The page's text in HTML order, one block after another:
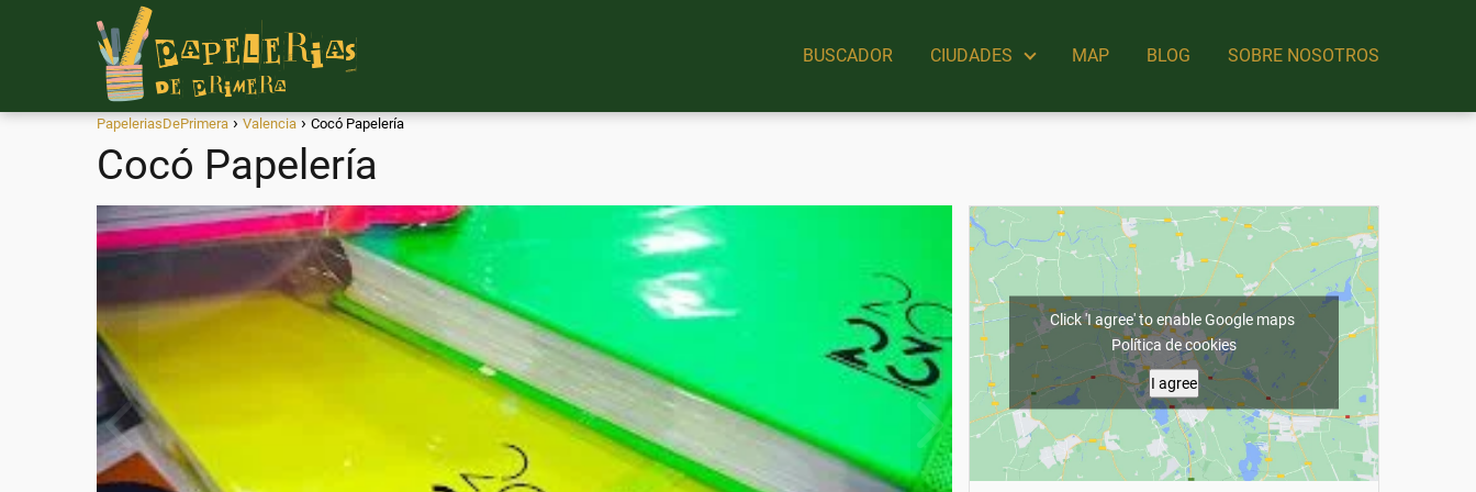
BUSCADOR CIUDADES MAP BLOG SOBRE NOSOTROS
PapeleriasDePrimera Valencia Cocó Papelería
Cocó Papelería
Click 'I agree' to enable Google maps
Política de cookies
I agree